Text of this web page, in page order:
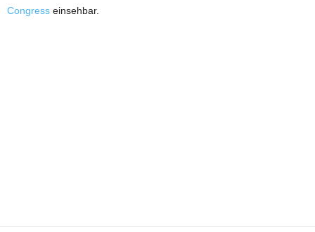
Congress einsehbar.